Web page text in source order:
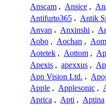
Anscam , Ansice ,
Antifurto365 , Antik
Anvan , Anxinshi ,
Aobo , Aochan ,
Aotetek , Aottom ,
Apexis , apexxus ,
Apn Vision Ltd. ,
Apple , Applesonic ,
Aprica , Apti , Aptina